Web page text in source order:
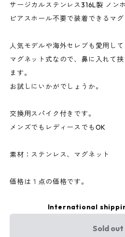
サージカルステンレス316L製 ノン
ピアスホール不要で装着できるマ
人気モデルや海外セレブも愛用し
マグネット式なので、鼻に入れて
ます。
お試しにいかがでしょうか。
交換用スパイク付きです。
メンズでもレディースでもOK
素材：ステンレス、マグネット
価格は１点の価格です。
International
Sold out